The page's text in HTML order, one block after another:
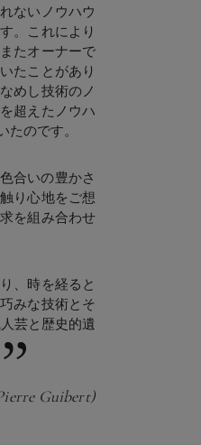
ないノウハウ
。これにより
たオーナーで
たことがあり
めし技術のノ
超えたノウハ
たのです。
合いの豊かさ
り心地をご想
を組み合わせ
、時を経ると
みな技術とそ
芸と歴史的遺
Guibert)